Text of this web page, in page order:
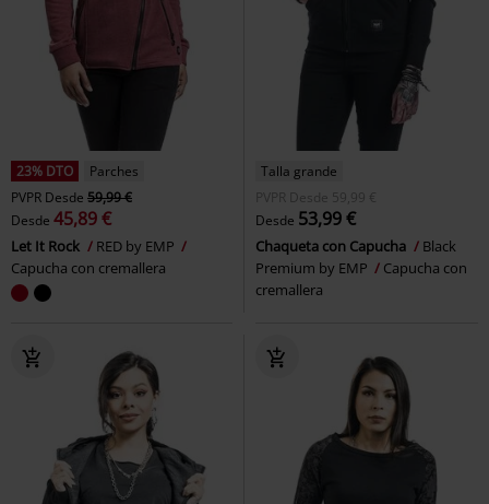
23% DTO
Parches
PVPR Desde 59,99 €
Desde 45,89 €
Let It Rock
RED by EMP
Capucha con cremallera
Talla grande
PVPR
Desde
59,99 €
Desde 53,99 €
Chaqueta con Capucha
Black
Premium by EMP
Capucha con
cremallera